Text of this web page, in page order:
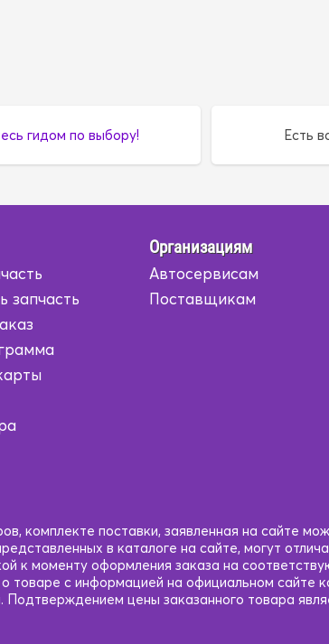
гидом по выбору! Есть
запчасть
Организациям
Автосервисам
Поставщикам
комплекте поставки, заявленная на сайте
в каталоге на сайте, могут
к моменту оформления заказа на
товаре с информацией на официальном сайте
цены заказанного товара